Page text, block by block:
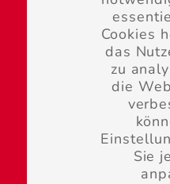
Cookies
das
zu
die
Sie